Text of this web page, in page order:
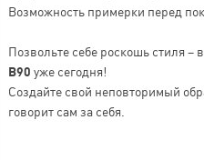
Возможность примерки перед
Позвольте себе роскошь стиля –
B90 уже сегодня!
Создайте свой неповторимый
говорит сам за себя.